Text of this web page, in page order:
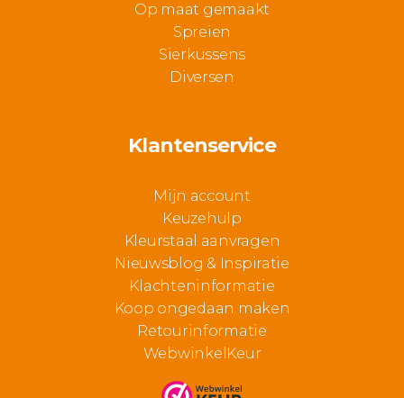
Op maat gemaakt
Spreien
Sierkussens
Diversen
Klantenservice
Mijn account
Keuzehulp
Kleurstaal aanvragen
Nieuwsblog & Inspiratie
Klachteninformatie
Koop ongedaan maken
Retourinformatie
WebwinkelKeur